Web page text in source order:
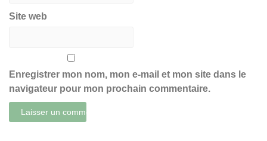
Site web
Enregistrer mon nom, mon e-mail et mon site dans le
navigateur pour mon prochain commentaire.